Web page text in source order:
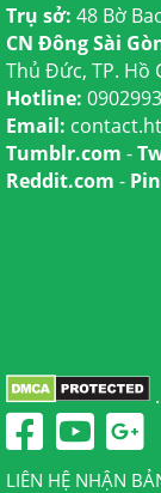
Trụ sở: 48 Bờ
CN Đông Sài
Thủ Đức, TP. Hồ
Hotline:
Email:
Tumblr.com -
Reddit.com -
.
LIÊN HỆ NHẬN